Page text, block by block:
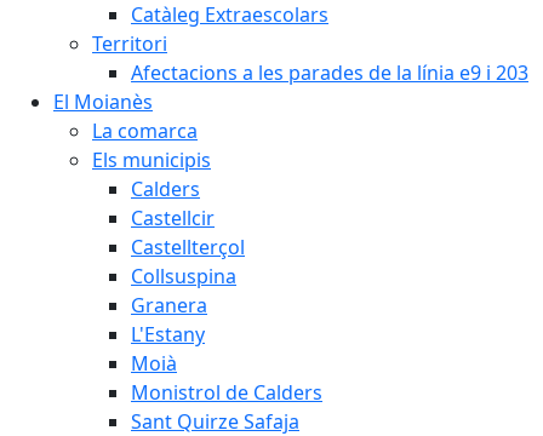
Catàleg Extraescolars
Territori
Afectacions a les parades de la línia e9 i 203
El Moianès
La comarca
Els municipis
Calders
Castellcir
Castellterçol
Collsuspina
Granera
L'Estany
Moià
Monistrol de Calders
Sant Quirze Safaja